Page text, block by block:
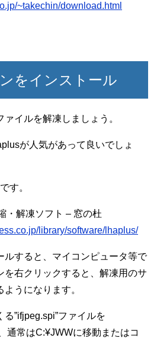
~takechin/download.html
をインストール
イルを解凍しましょう。
が人気があって良いでしょ
す。
・解凍ソフト – 窓の杜
library/software/lhaplus/
ルすると、マイコンピュータ等で
を右クリックすると、解凍用のサ
うになります。
”ifjpeg.spi”ファイルを
通常はC:¥JWWに移動またはコ